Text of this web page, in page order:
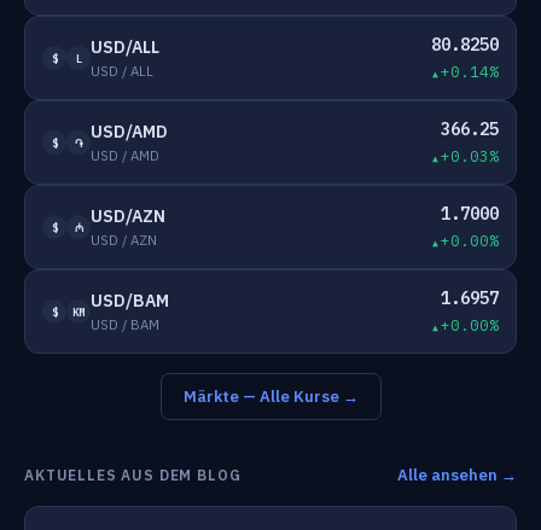
$ L USD/ALL
USD / ALL
80.8250
+0.14%
$ ֏ USD/AMD
USD / AMD
366.25
+0.03%
$ ₼ USD/AZN
USD / AZN
1.7000
+0.00%
$ KM USD/BAM
USD / BAM
1.6957
+0.00%
Märkte — Alle Kurse →
AKTUELLES AUS DEM BLOG Alle ansehen →